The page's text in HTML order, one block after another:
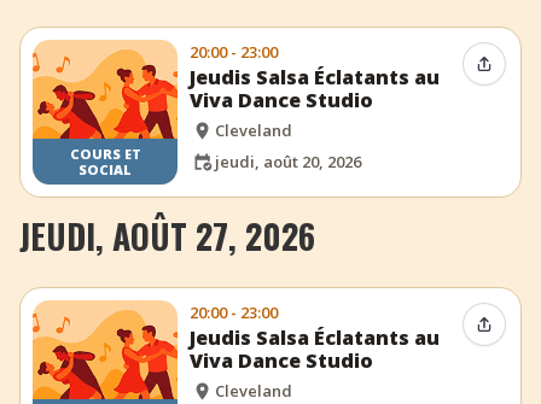
COURS ET
SOCIAL
20:00 - 23:00
Jeudis Salsa Éclatants au
Viva Dance Studio
Cleveland
jeudi, août 20, 2026
JEUDI, AOÛT 27, 2026
20:00 - 23:00
Jeudis Salsa Éclatants au
Viva Dance Studio
Cleveland